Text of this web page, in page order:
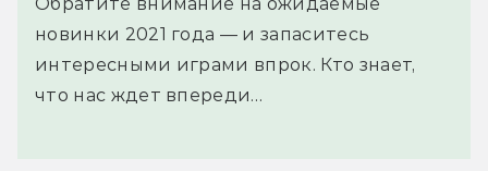
новинки 2021 года — и запаситесь
интересными играми впрок. Кто знает,
что нас ждет впереди…